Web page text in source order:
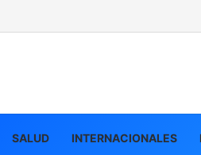
SALUD INTERNACIONALES